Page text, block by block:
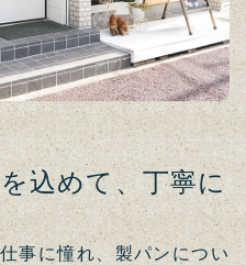
込めて、丁寧に
事に憧れ、製パンについ